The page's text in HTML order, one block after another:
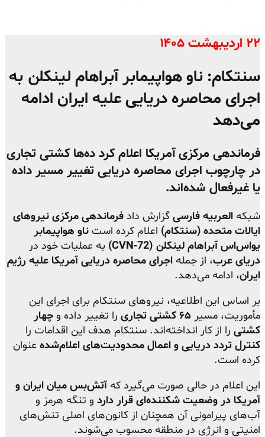
۲۲ اردیبهشت ۱۴۰۵
سنتکام: ناو هواپیمابر آبراهام لینکلن به
اجرای محاصره دریایی علیه ایران ادامه
می‌دهد
فرماندهی مرکزی آمریکا اعلام کرد ده‌ها کشتی تجاری
در چارچوب اجرای محاصره دریایی تغییر مسیر داده
یا غیرفعال شده‌اند.
شبکه العربیه فارسی گزارش داد فرماندهی مرکزی نیروهای
ایالات متحده (سنتکام) اعلام کرده است ناو هواپیمابر
یو‌اس‌اس آبراهام لینکلن (CVN‑72)
به عملیات خود در
دریای عرب، از جمله اجرای محاصره دریایی آمریکا علیه رژیم
ایران، ادامه می‌دهد.
بر اساس این اطلاعیه، نیروهای سنتکام برای اجرای این
مأموریت، مسیر ۶۵ کشتی تجاری را تغییر داده و چهار
کشتی را از کار انداخته‌اند. سنتکام هدف این اقدامات را
کنترل تردد دریایی و اعمال محدودیت‌های اعلام‌شده عنوان
کرده است.
این اعلام در حالی صورت می‌گیرد که آتش‌بس میان ایران و
آمریکا در وضعیت شکننده‌ای قرار دارد و تنگه هرمز و
آب‌های پیرامونی آن همچنان از کانون‌های اصلی تنش‌های
امنیتی و انرژی در منطقه محسوب می‌شوند.